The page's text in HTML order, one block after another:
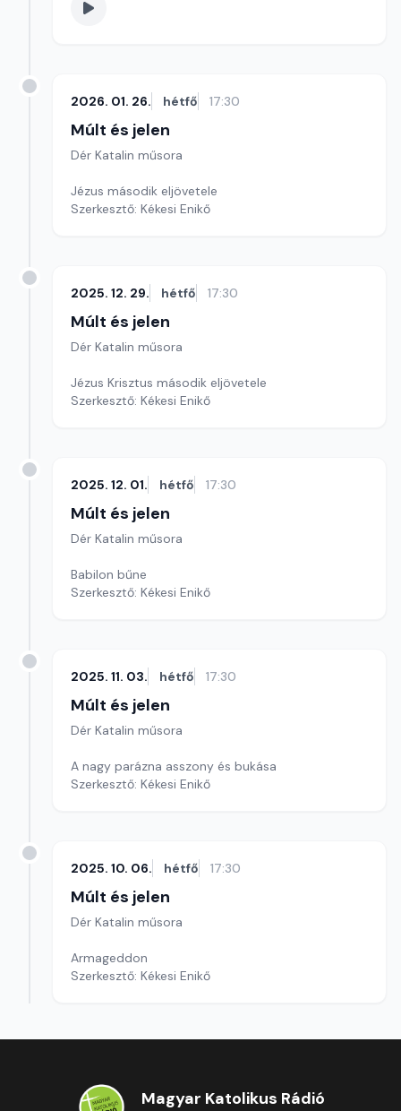
2026. 01. 26. hétfő 17:30
Múlt és jelen
Dér Katalin műsora
Jézus második eljövetele
Szerkesztő: Kékesi Enikő
2025. 12. 29. hétfő 17:30
Múlt és jelen
Dér Katalin műsora
Jézus Krisztus második eljövetele
Szerkesztő: Kékesi Enikő
2025. 12. 01. hétfő 17:30
Múlt és jelen
Dér Katalin műsora
Babilon bűne
Szerkesztő: Kékesi Enikő
2025. 11. 03. hétfő 17:30
Múlt és jelen
Dér Katalin műsora
A nagy parázna asszony és bukása
Szerkesztő: Kékesi Enikő
2025. 10. 06. hétfő 17:30
Múlt és jelen
Dér Katalin műsora
Armageddon
Szerkesztő: Kékesi Enikő
Magyar Katolikus Rádió